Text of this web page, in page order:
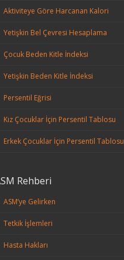
Aktiviteye Göre Harcanan Kalori
Yetişkin Bel Çevresi Hesaplama
Çocuk Beden Kitle İndeksi
Yetişkin Beden Kitle İndeksi
Persentil Eğrisi
Kız Çocuklar İçin Persentil Tablosu
Erkek Çocuklar İçin Persentil Tablosu
Rehberi
ASM’ye Gelirken
Tetkik İşlemleri
Hasta Hakları